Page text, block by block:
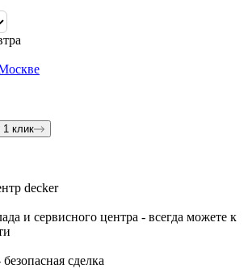
1 клик
decker
и сервисного центра - всегда можете к
сделка